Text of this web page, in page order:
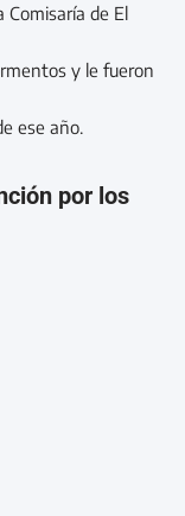
Comisaría de El
y le fueron
ese año.
por los